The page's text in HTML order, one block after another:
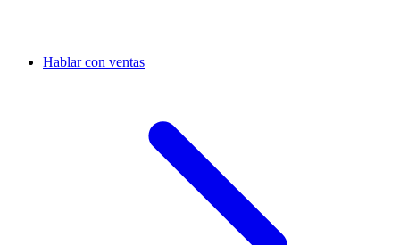
Hablar con ventas